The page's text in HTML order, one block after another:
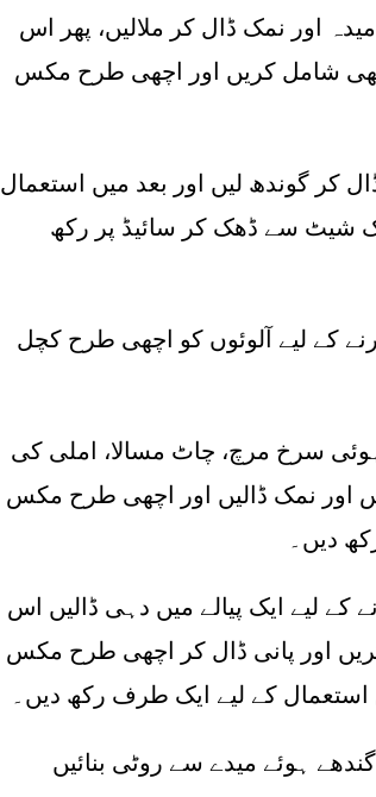
اور نمک ڈال کر ملالیں، پھر اس
شامل کریں اور اچھی طرح مکس
کر گوندھ لیں اور بعد میں استعمال
شیٹ سے ڈھک کر سائیڈ پر رکھ
کے لیے آلوئوں کو اچھی طرح کچل
سرخ مرچ، چاٹ مسالا، املی کی
اور نمک ڈالیں اور اچھی طرح مکس
دیں۔
کے لیے ایک پیالے میں دہی ڈالیں اس
اور پانی ڈال کر اچھی طرح مکس
استعمال کے لیے ایک طرف رکھ دیں۔
گندھے ہوئے میدے سے روٹی بنائیں